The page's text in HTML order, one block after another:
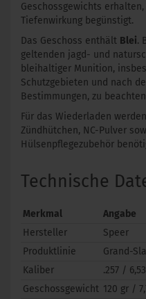
Geschossgewichts
Tiefenwirkung begünstigt.
Das Geschoss enthält Blei.
geltenden jagd- und
bleihaltiger Munition,
Schutzgebieten und nach
Bestimmungen, zu
Für das Wiederladen
Zündhütchen, NC-Pulver
Hülsenpflegezubehör
Technische
Merkmal
Angabe
Hersteller
Speer
Produktlinie
Grand-
Kaliber
.257 /
Geschossgewicht 120 gr /